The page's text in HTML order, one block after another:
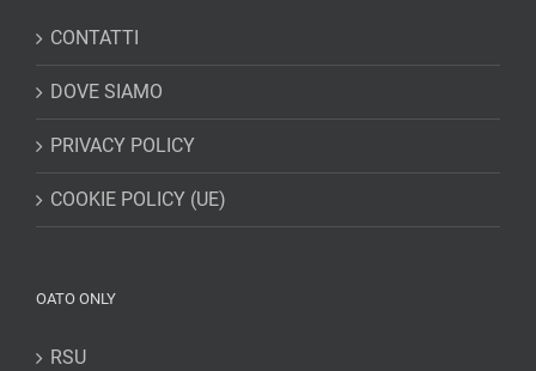
CONTATTI
DOVE SIAMO
PRIVACY POLICY
COOKIE POLICY (UE)
OATO ONLY
RSU